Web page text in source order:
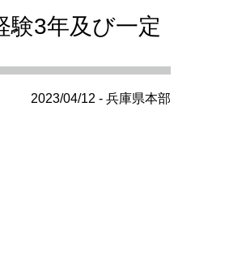
験3年及び一定
2023/04/12 - 兵庫県本部